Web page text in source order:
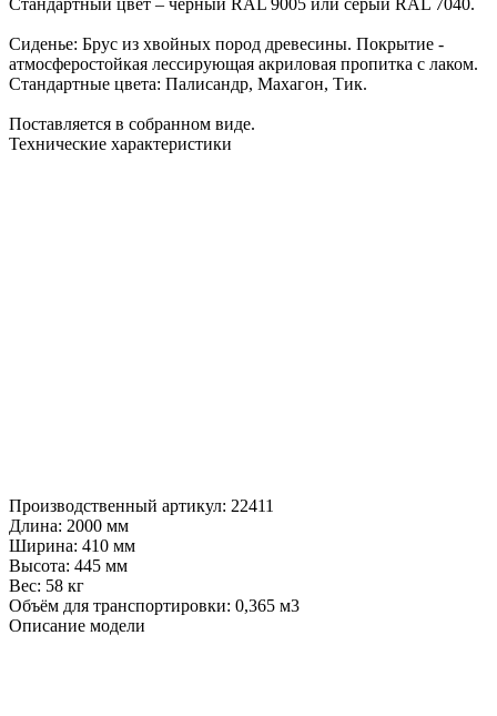
Стандартный цвет – чёрный RAL 9005 или серый RAL 7040.
Сиденье: Брус из хвойных пород древесины. Покрытие -
атмосферостойкая лессирующая акриловая пропитка с лаком.
Стандартные цвета: Палисандр, Махагон, Тик.
Поставляется в собранном виде.
Технические характеристики
Производственный артикул: 22411
Длина: 2000 мм
Ширина: 410 мм
Высота: 445 мм
Вес: 58 кг
Объём для транспортировки: 0,365 м3
Описание модели